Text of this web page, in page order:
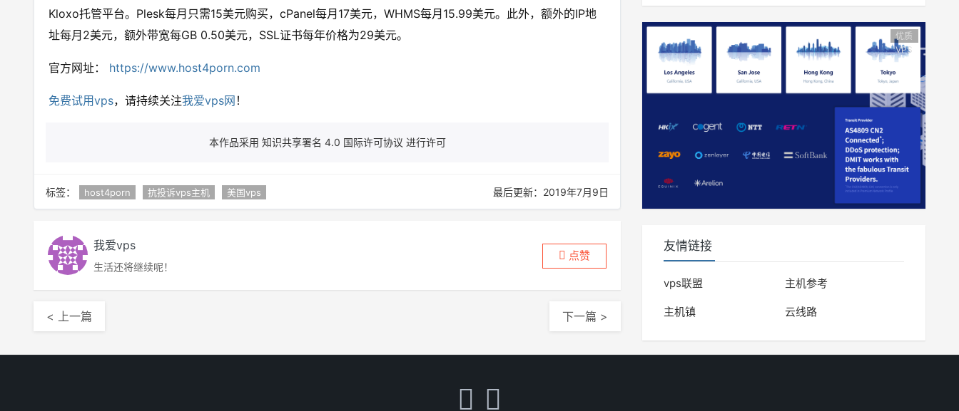
Kloxo托管平台。Plesk每月只需15美元购买，cPanel每月17美元，WHMS每月15.99美元。此外，额外的IP地
址每月2美元，额外带宽每GB 0.50美元，SSL证书每年价格为29美元。
官方网址： https://www.host4porn.com
免费试用vps，请持续关注我爱vps网 ！
本作品采用 知识共享署名 4.0 国际许可协议 进行许可
标签： host4porn 抗投诉vps主机 美国vps 最后更新：2019年7月9日
我爱vps
生活还将继续呢！
点赞
< 上一篇 下一篇 >
优质
VPS
友情链接
vps联盟 主机参考
主机镇 云线路